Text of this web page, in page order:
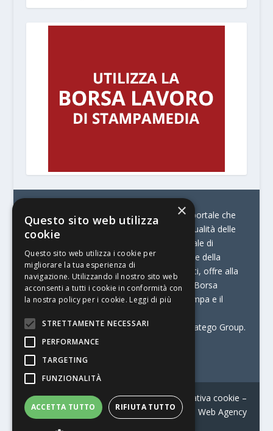
© Stratego Group –
stampamedia.net è il portale che
racconta le innovazioni tecnologiche e l’attualità delle
aziende di stampa e di converting. È il portale di
riferimento per chi opera in Italia nel settore della
comunicazione stampata. Oltre ai contenuti, offre alla
propria community diversi servizi come:
la Borsa
Lavoro, la Print Connection, i Big della Stampa e il
Stampamedia.net è una delle testate di Stratego Group.
Partita IVA07921450156
Contatti–Informativa privacy–Informativa cookie –
Web Agency
×
Questo sito web utilizza
cookie
Questo sito web utilizza i cookie per
migliorare la tua esperienza di
navigazione. Utilizzando il nostro sito web
acconsenti a tutti i cookie in conformità con
la nostra policy per i cookie. Leggi di più
STRETTAMENTE NECESSARI
PERFORMANCE
TARGETING
FUNZIONALITÀ
ACCETTA TUTTO RIFIUTA TUTTO